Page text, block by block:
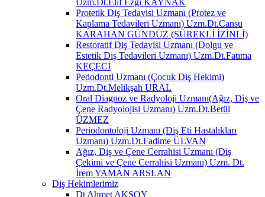
Protetik Diş Tedavisi Uzmanı (Protez ve
Kaplama Tedavileri Uzmanı) Uzm.Dt.Cansu
KARAHAN GÜNDÜZ (SÜREKLİ İZİNLİ)
Restoratif Diş Tedavisi Uzmanı (Dolgu ve
Estetik Diş Tedavileri Uzmanı) Uzm.Dt.Fatıma
KEÇECİ
Pedodonti Uzmanı (Çocuk Diş Hekimi)
Uzm.Dt.Melikşah URAL
Oral Diagnoz ve Radyoloji Uzmanı(Ağız, Diş ve
Çene Radyolojisi Uzmanı) Uzm.Dt.Betül
ÜZMEZ
Periodontoloji Uzmanı (Diş Eti Hastalıkları
Uzmanı) Uzm.Dt.Fadime ÜLVAN
Ağız, Diş ve Çene Cerrahisi Uzmanı (Diş
Çekimi ve Çene Cerrahisi Uzmanı) Uzm. Dt.
İrem YAMAN ARSLAN
Diş Hekimlerimiz
Dt Ahmet AKSOY